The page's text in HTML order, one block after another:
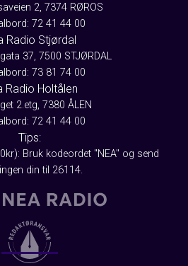
2, 7374 RØROS
72 41 44 00
Radio Stjørdal
37, 7500 STJØRDAL
73 81 74 00
Radio Holtålen
2.etg, 7380 ÅLEN
72 41 44 00
Tips:
Bruk kodeordet "NEA" og send
din til 26114.